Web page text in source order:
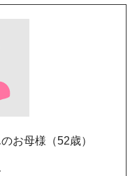
お母様（52歳）